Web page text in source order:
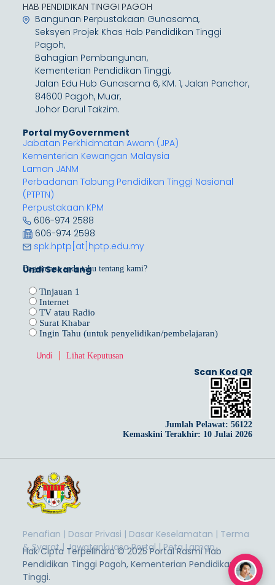
HAB PENDIDIKAN TINGGI PAGOH
Bangunan Perpustakaan Gunasama,
Seksyen Projek Khas Hab Pendidikan Tinggi
Pagoh,
Bahagian Pembangunan,
Kementerian Pendidikan Tinggi,
Jalan Edu Hub Gunasama 6, KM. 1, Jalan Panchor,
84600 Pagoh, Muar,
Johor Darul Takzim.
Portal myGovernment
Jabatan Perkhidmatan Awam (JPA)
Kementerian Kewangan Malaysia
Laman JANM
Perbadanan Tabung Pendidikan Tinggi Nasional
(PTPTN)
Perpustakaan KPM
606-974 2588
606-974 2598
spk.hptp[at]hptp.edu.my
Undi Sekarang
Bagaimana anda tahu tentang kami?
Tinjauan 1
Internet
TV atau Radio
Surat Khabar
Ingin Tahu (untuk penyelidikan/pembelajaran)
Lihat Keputusan
Scan Kod QR
Jumlah Pelawat:56122
Kemaskini Terakhir: 10 Julai 2026
Penafian | Dasar Privasi | Dasar Keselamatan | Terma
& Syarat| Jawatankuasa Portal|Peta Laman
Hak Cipta Terpelihara © 2025 Portal Rasmi Hab
Pendidikan Tinggi Pagoh, Kementerian Pendidikan
Tinggi.